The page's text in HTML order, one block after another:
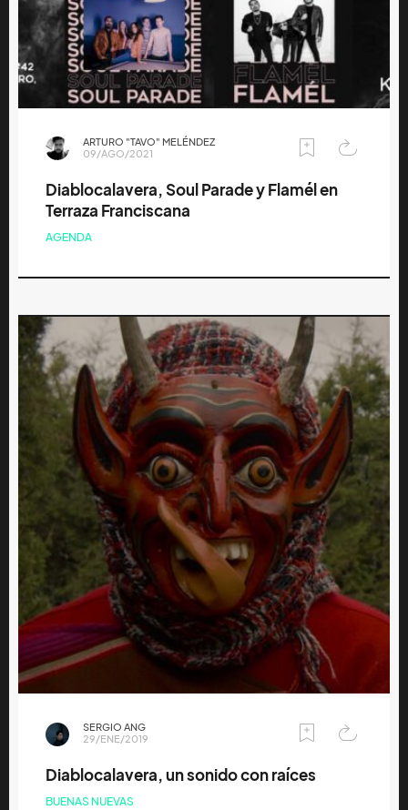
ARTURO "TAVO" MELÉNDEZ
09/AGO/2021
Diablocalavera, Soul Parade y Flamél en
Terraza Franciscana
AGENDA
SERGIO ANG
29/ENE/2019
Diablocalavera, un sonido con raíces
BUENAS NUEVAS